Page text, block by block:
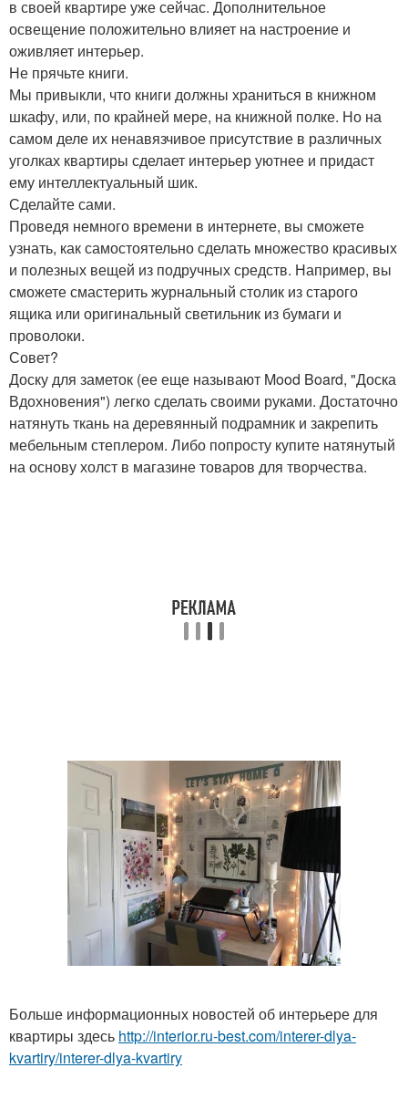
в своей квартире уже сейчас. Дополнительное
освещение положительно влияет на настроение и
оживляет интерьер.
Не прячьте книги.
Мы привыкли, что книги должны храниться в книжном
шкафу, или, по крайней мере, на книжной полке. Но на
самом деле их ненавязчивое присутствие в различных
уголках квартиры сделает интерьер уютнее и придаст
ему интеллектуальный шик.
Сделайте сами.
Проведя немного времени в интернете, вы сможете
узнать, как самостоятельно сделать множество красивых
и полезных вещей из подручных средств. Например, вы
сможете смастерить журнальный столик из старого
ящика или оригинальный светильник из бумаги и
проволоки.
Совет?
Доску для заметок (ее еще называют Mood Board, "Доска
Вдохновения") легко сделать своими руками. Достаточно
натянуть ткань на деревянный подрамник и закрепить
мебельным степлером. Либо попросту купите натянутый
на основу холст в магазине товаров для творчества.
Больше информационных новостей об интерьере для
квартиры здесь http://interior.ru-best.com/interer-dlya-
kvartiry/interer-dlya-kvartiry